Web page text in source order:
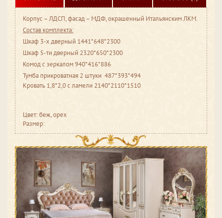
Корпус – ЛДСП, фасад – МДФ, окрашенный Итальянским ЛКМ.
Состав комплекта:
Шкаф 3-х дверный 1441*648*2300
Шкаф 5-ти дверный 2320*650*2300
Комод с зеркалом 940*416*886
Тумба прикроватная 2 штуки 487*393*494
Кровать 1,8*2,0 с ламели 2140*2110*1510
Цвет: беж, орех
Размер: